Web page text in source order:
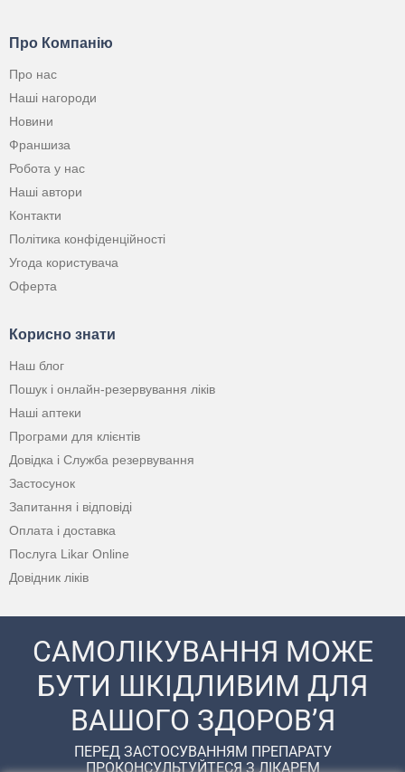
Про Компанію
Про нас
Наші нагороди
Новини
Франшиза
Робота у нас
Наші автори
Контакти
Політика конфіденційності
Угода користувача
Оферта
Корисно знати
Наш блог
Пошук і онлайн-резервування ліків
Наші аптеки
Програми для клієнтів
Довідка і Служба резервування
Застосунок
Запитання і відповіді
Оплата і доставка
Послуга Likar Online
Довідник ліків
САМОЛІКУВАННЯ МОЖЕ
БУТИ ШКІДЛИВИМ ДЛЯ
ВАШОГО ЗДОРОВ’Я
ПЕРЕД ЗАСТОСУВАННЯМ ПРЕПАРАТУ
ПРОКОНСУЛЬТУЙТЕСЯ З ЛІКАРЕМ